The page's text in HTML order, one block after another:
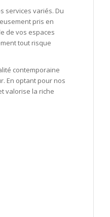
services variés. Du
pris en
de vos espaces
tout risque
contemporaine
En optant pour nos
valorise la riche